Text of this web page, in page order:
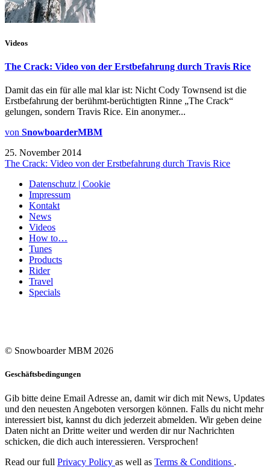
Videos
The Crack: Video von der Erstbefahrung durch Travis Rice
Damit das ein für alle mal klar ist: Nicht Cody Townsend ist die
Erstbefahrung der berühmt-berüchtigten Rinne „The Crack“
gelungen, sondern Travis Rice. Ein anonymer...
von SnowboarderMBM
25. November 2014
The Crack: Video von der Erstbefahrung durch Travis Rice
Datenschutz | Cookie
Impressum
Kontakt
News
Videos
How to…
Tunes
Products
Rider
Travel
Specials
© Snowboarder MBM 2026
Geschäftsbedingungen
Gib bitte deine Email Adresse an, damit wir dich mit News, Updates
und den neuesten Angeboten versorgen können. Falls du nicht mehr
interessiert bist, kannst du dich jederzeit abmelden. Wir geben deine
Daten nicht an Dritte weiter und werden dir nur Nachrichten
schicken, die dich auch interessieren. Versprochen!
Read our full Privacy Policy as well as Terms & Conditions .